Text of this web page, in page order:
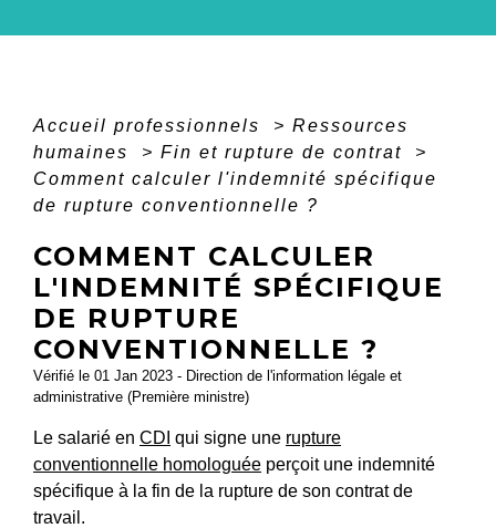
Accueil professionnels > Ressources
humaines
> Fin et rupture de contrat
>
Comment calculer l'indemnité spécifique
de rupture conventionnelle ?
COMMENT CALCULER
L'INDEMNITÉ SPÉCIFIQUE
DE RUPTURE
CONVENTIONNELLE ?
Vérifié le 01 Jan 2023 - Direction de l'information légale et
administrative (Première ministre)
Le salarié en CDI qui signe une rupture
conventionnelle homologuée perçoit une indemnité
spécifique à la fin de la rupture de son contrat de
travail.